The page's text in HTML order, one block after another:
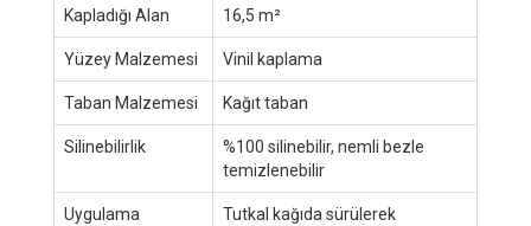
Kapladığı Alan 16,5 m²
Yüzey Malzemesi Vinil kaplama
Taban Malzemesi Kağıt taban
Silinebilirlik
%100 silinebilir, nemli bezle
temizlenebilir
Uygulama
Tutkal kağıda sürülerek